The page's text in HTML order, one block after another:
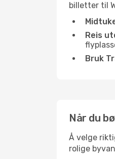
billetter til
Reis
Bruk
Når du
Å velge
rolige